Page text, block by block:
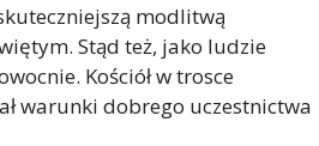
modlitwą
Stąd też, jako ludzie
Kościół w trosce
warunki dobrego uczestnictwa